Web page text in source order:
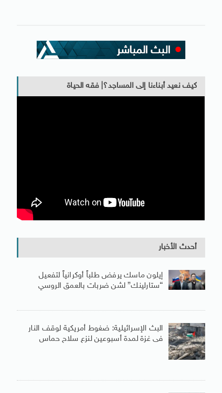
كيف نعيد أبناءنا إلى المساجد؟| فقه الحياة
أحدث الأخبار
إيلون ماسك يرفض طلباً أوكرانياً لتفعيل
“ستارلينك” لشن ضربات بالعمق الروسي
البث الإسرائيلية: ضغوط أمريكية لوقف النار
فى غزة لمدة أسبوعين لنزع سلاح حماس